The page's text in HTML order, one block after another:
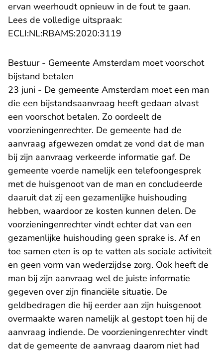
ervan weerhoudt opnieuw in de fout te gaan.
Lees de volledige uitspraak:
ECLI:NL:RBAMS:2020:3119
Bestuur - Gemeente Amsterdam moet voorschot
bijstand betalen
23 juni - De gemeente Amsterdam moet een man
die een bijstandsaanvraag heeft gedaan alvast
een voorschot betalen. Zo oordeelt de
voorzieningenrechter. De gemeente had de
aanvraag afgewezen omdat ze vond dat de man
bij zijn aanvraag verkeerde informatie gaf. De
gemeente voerde namelijk een telefoongesprek
met de huisgenoot van de man en concludeerde
daaruit dat zij een gezamenlijke huishouding
hebben, waardoor ze kosten kunnen delen. De
voorzieningenrechter vindt echter dat van een
gezamenlijke huishouding geen sprake is. Af en
toe samen eten is op te vatten als sociale activiteit
en geen vorm van wederzijdse zorg. Ook heeft de
man bij zijn aanvraag wel de juiste informatie
gegeven over zijn financiële situatie. De
geldbedragen die hij eerder aan zijn huisgenoot
overmaakte waren namelijk al gestopt toen hij de
aanvraag indiende. De voorzieningenrechter vindt
dat de gemeente de aanvraag daarom niet had